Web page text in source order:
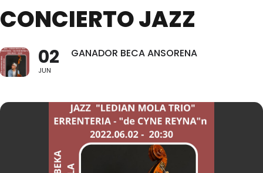
CONCIERTO JAZZ
02
JUN
GANADOR BECA ANSORENA